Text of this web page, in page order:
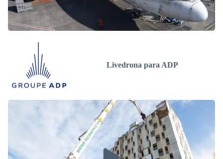
Livedrona para ADP